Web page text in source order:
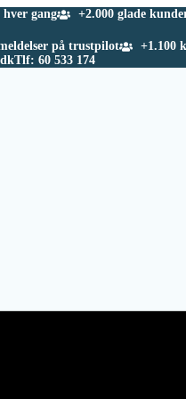
gang +2.000 glade
+1.100
Tlf: 60 533 174